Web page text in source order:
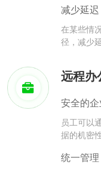
减少延迟
在某些情
径，减少
远程办
安全的
员工可以
据的机密
统一管理